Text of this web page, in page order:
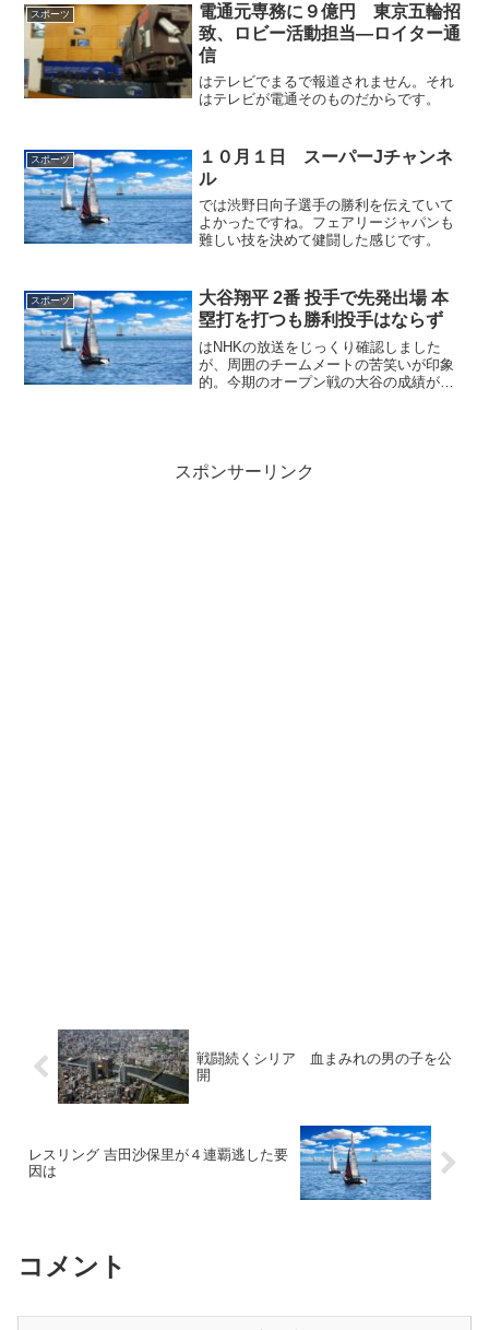
スポーツ
電通元専務に９億円 東京五輪招
致、ロビー活動担当―ロイター通
信
はテレビでまるで報道されません。それ
はテレビが電通そのものだからです。
スポーツ
１０月１日 スーパーJチャンネ
ル
では渋野日向子選手の勝利を伝えていて
よかったですね。フェアリージャパンも
難しい技を決めて健闘した感じです。
スポーツ
大谷翔平 2番 投手で先発出場 本
塁打を打つも勝利投手はならず
はNHKの放送をじっくり確認しました
が、周囲のチームメートの苦笑いが印象
的。今期のオープン戦の大谷の成績が良
スポンサーリンク
戦闘続くシリア 血まみれの男の子を公
開
レスリング 吉田沙保里が４連覇逃した要
因は
コメント